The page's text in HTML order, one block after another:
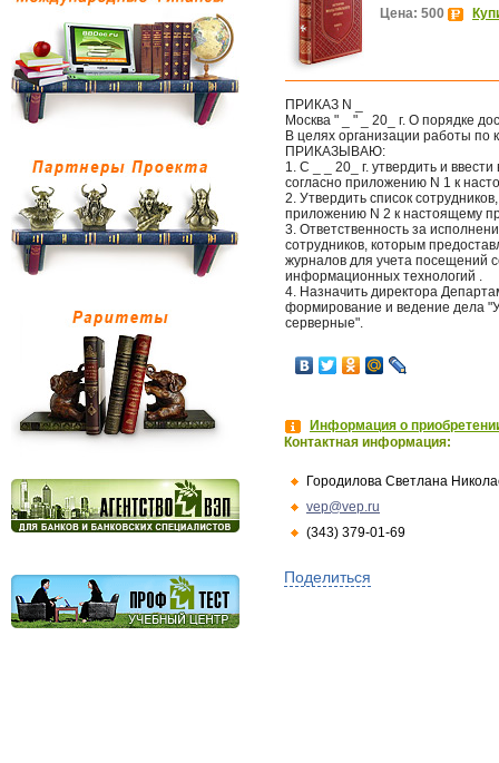
Цена: 500
ПРИКАЗ N _
Москва " _ " _ 20_ г. О порядке
В целях организации работы
ПРИКАЗЫВАЮ:
1. С _ _ 20_ г. утвердить и
согласно приложению N 1 к
2. Утвердить список
приложению N 2 к настоящему
3. Ответственность за
сотрудников, которым
журналов для учета посещений
информационных технологий .
4. Назначить директора
формирование и ведение дела
серверные".
Информация о
Контактная информация:
Городилова Светлана
vep@vep.ru
(343) 379-01-69
Поделиться